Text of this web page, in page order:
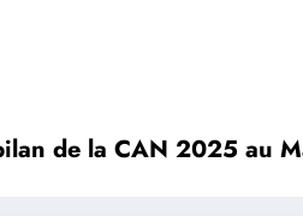
de la CAN 2025 au